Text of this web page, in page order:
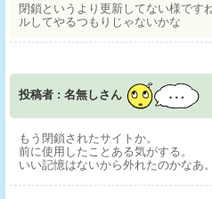
閉鎖というより更新してない様です
ルしてやるつもりじゃないかな
投稿者 : 名無しさん
もう閉鎖されたサイトか。
前に使用したことある気がする。
いい記憶はないから外れたのかなあ。